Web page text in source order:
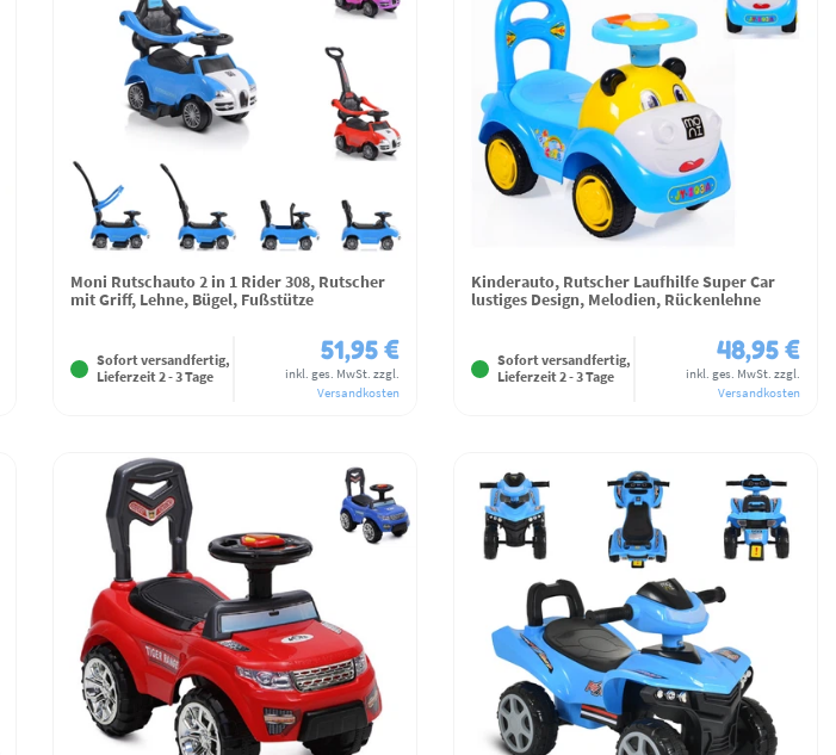
Moni Rutschauto 2 in 1 Rider 308, Rutscher
mit Griff, Lehne, Bügel, Fußstütze
Sofort versandfertig,
Lieferzeit 2 - 3 Tage
51,95 €
inkl. ges. MwSt. zzgl.
Versandkosten
Kinderauto, Rutscher Laufhilfe Super Car
lustiges Design, Melodien, Rückenlehne
Sofort versandfertig,
Lieferzeit 2 - 3 Tage
48,95 €
inkl. ges. MwSt. zzgl.
Versandkosten